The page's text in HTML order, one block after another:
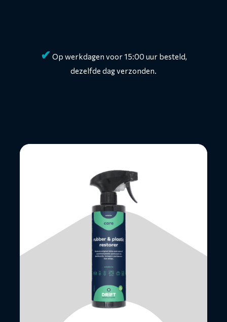
✔ Op werkdagen voor 15:00 uur besteld,
dezelfde dag verzonden.
Lees